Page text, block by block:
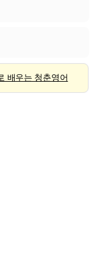
배우는 청춘영어